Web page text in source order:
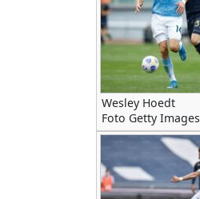
Wesley Hoedt
Foto Getty Images